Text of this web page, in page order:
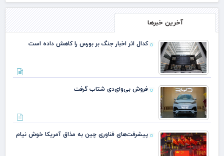
آخرین خبرها
کدال اثر اخبار جنگ بر بورس را کاهش داده است
فروش بی‌وای‌دی شتاب گرفت
پیشرفت‌های فناوری چین به مذاق آمریکا خوش نیام